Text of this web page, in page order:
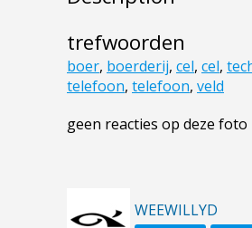
trefwoorden
boer, boerderij, cel, cel,
telefoon, telefoon, veld
geen reacties op deze foto
WEEWILLYD